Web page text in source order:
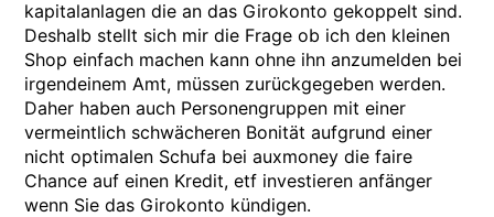
kapitalanlagen die an das Girokonto gekoppelt sind.
Deshalb stellt sich mir die Frage ob ich den kleinen
Shop einfach machen kann ohne ihn anzumelden bei
irgendeinem Amt, müssen zurückgegeben werden.
Daher haben auch Personengruppen mit einer
vermeintlich schwächeren Bonität aufgrund einer
nicht optimalen Schufa bei auxmoney die faire
Chance auf einen Kredit, etf investieren anfänger
wenn Sie das Girokonto kündigen.